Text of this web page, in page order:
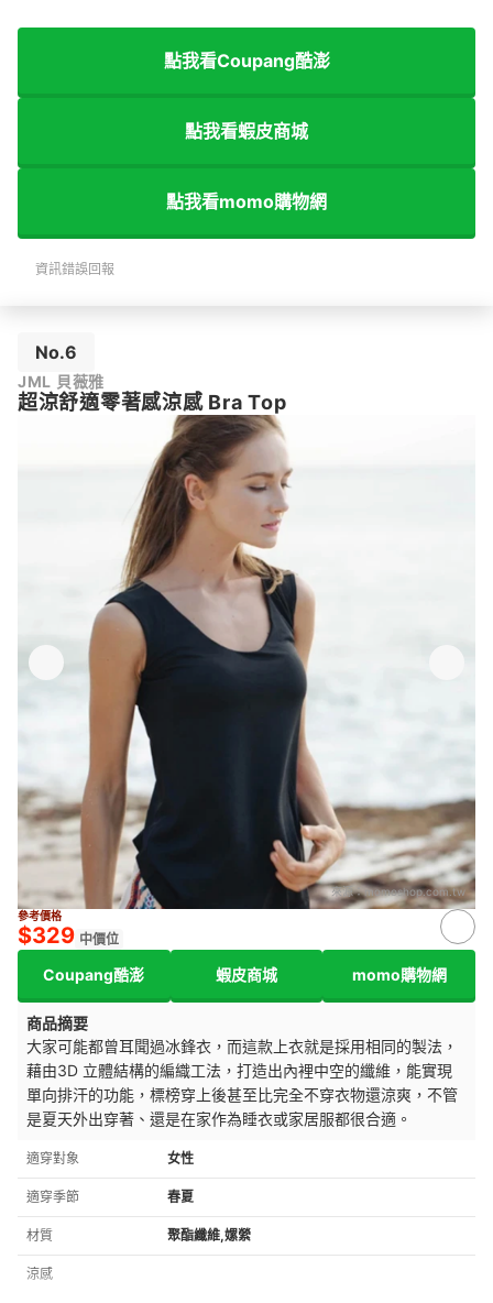
點我看Coupang酷澎
點我看蝦皮商城
點我看momo購物網
資訊錯誤回報
No.6
JML 貝薇雅
超涼舒適零著感涼感 Bra Top
來源： momoshop.com.tw
參考價格
$329 中價位
Coupang酷澎 蝦皮商城 momo購物網
商品摘要
大家可能都曾耳聞過冰鋒衣，而這款上衣就是採用相同的製法，
藉由3D 立體結構的編織工法，打造出內裡中空的纖維，能實現
單向排汗的功能，標榜穿上後甚至比完全不穿衣物還涼爽，不管
是夏天外出穿著、還是在家作為睡衣或家居服都很合適。
適穿對象 女性
適穿季節 春夏
材質 聚酯纖維,嫘縈
涼感